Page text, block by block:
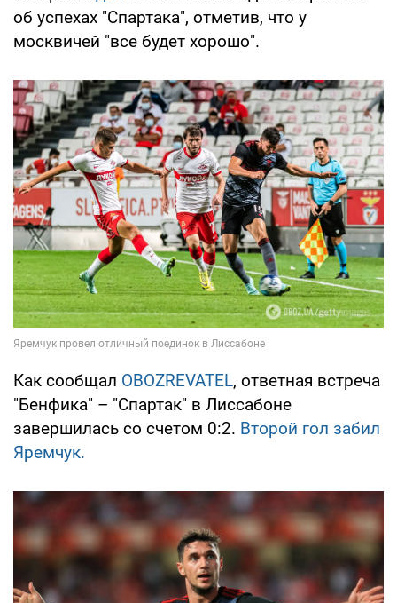
об успехах "Спартака", отметив, что у
москвичей "все будет хорошо".
Как сообщал OBOZREVATEL, ответная встреча
"Бенфика" – "Спартак" в Лиссабоне
завершилась со счетом 0:2. Второй гол забил
Яремчук.